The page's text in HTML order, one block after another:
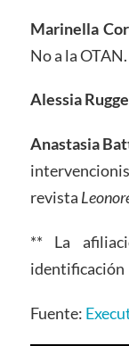
Marinella
No a la OTAN.
Alessia
Anastasia
revista
** La
identificación
Fuente: